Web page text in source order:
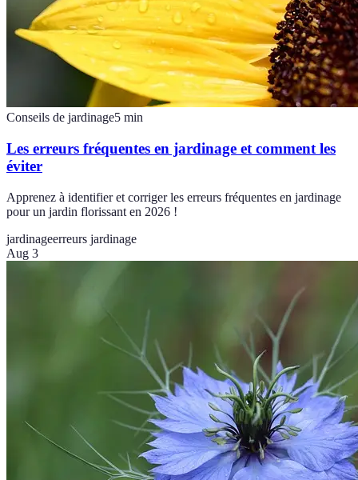
Conseils de jardinage5 min
Les erreurs fréquentes en jardinage et comment les
éviter
Apprenez à identifier et corriger les erreurs fréquentes en jardinage
pour un jardin florissant en 2026 !
jardinageerreurs jardinage
Aug 3